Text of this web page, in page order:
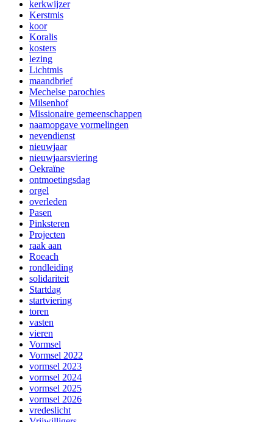
kerkwijzer
Kerstmis
koor
Koralis
kosters
lezing
Lichtmis
maandbrief
Mechelse parochies
Milsenhof
Missionaire gemeenschappen
naamopgave vormelingen
nevendienst
nieuwjaar
nieuwjaarsviering
Oekraïne
ontmoetingsdag
orgel
overleden
Pasen
Pinksteren
Projecten
raak aan
Roeach
rondleiding
solidariteit
Startdag
startviering
toren
vasten
vieren
Vormsel
Vormsel 2022
vormsel 2023
vormsel 2024
vormsel 2025
vormsel 2026
vredeslicht